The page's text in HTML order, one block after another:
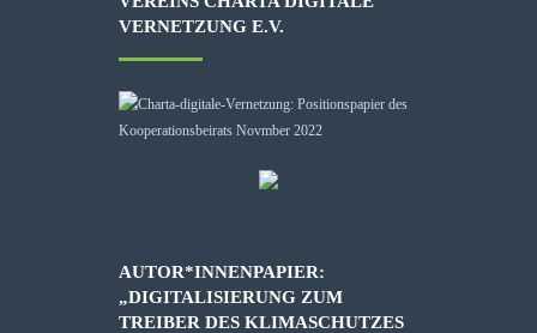
VERNETZUNG E.V.
AUTOR*INNENPAPIER:
„DIGITALISIERUNG ZUM
TREIBER DES KLIMASCHUTZES